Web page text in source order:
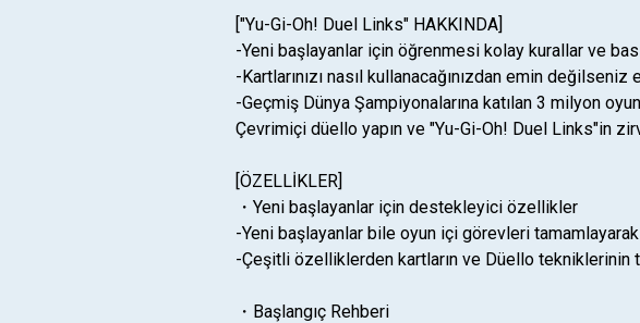
["Yu-Gi-Oh! Duel Links" HAKKINDA]
-Yeni başlayanlar için öğrenmesi kolay kurallar ve
-Kartlarınızı nasıl kullanacağınızdan emin
-Geçmiş Dünya Şampiyonalarına katılan 3 milyon
Çevrimiçi düello yapın ve "Yu-Gi-Oh! Duel Links"in
[ÖZELLİKLER]
・Yeni başlayanlar için destekleyici özellikler
-Yeni başlayanlar bile oyun içi görevleri
-Çeşitli özelliklerden kartların ve Düello
・Başlangıç Rehberi